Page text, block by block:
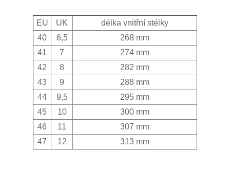
EU UK
délka vnitřní stélky
40
6,5
268 mm
41
7
274 mm
42
8
282 mm
43
9
288 mm
44
9,5
295 mm
45
10
300 mm
46
11
307 mm
47
12 313 mm